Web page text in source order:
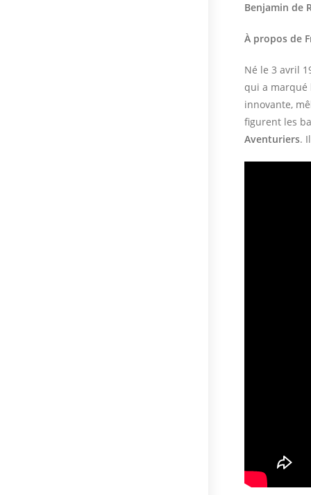
Benjamin de
À propos de
Né le 3 avril
qui a marqué
innovante,
figurent les
Aventuriers.